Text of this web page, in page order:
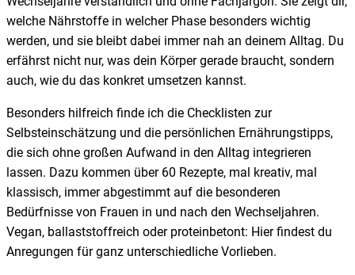
welche Nährstoffe in welcher Phase besonders wichtig
werden, und sie bleibt dabei immer nah an deinem Alltag. Du
erfährst nicht nur, was dein Körper gerade braucht, sondern
auch, wie du das konkret umsetzen kannst.
Besonders hilfreich finde ich die Checklisten zur
Selbsteinschätzung und die persönlichen Ernährungstipps,
die sich ohne großen Aufwand in den Alltag integrieren
lassen. Dazu kommen über 60 Rezepte, mal kreativ, mal
klassisch, immer abgestimmt auf die besonderen
Bedürfnisse von Frauen in und nach den Wechseljahren.
Vegan, ballaststoffreich oder proteinbetont: Hier findest du
Anregungen für ganz unterschiedliche Vorlieben.